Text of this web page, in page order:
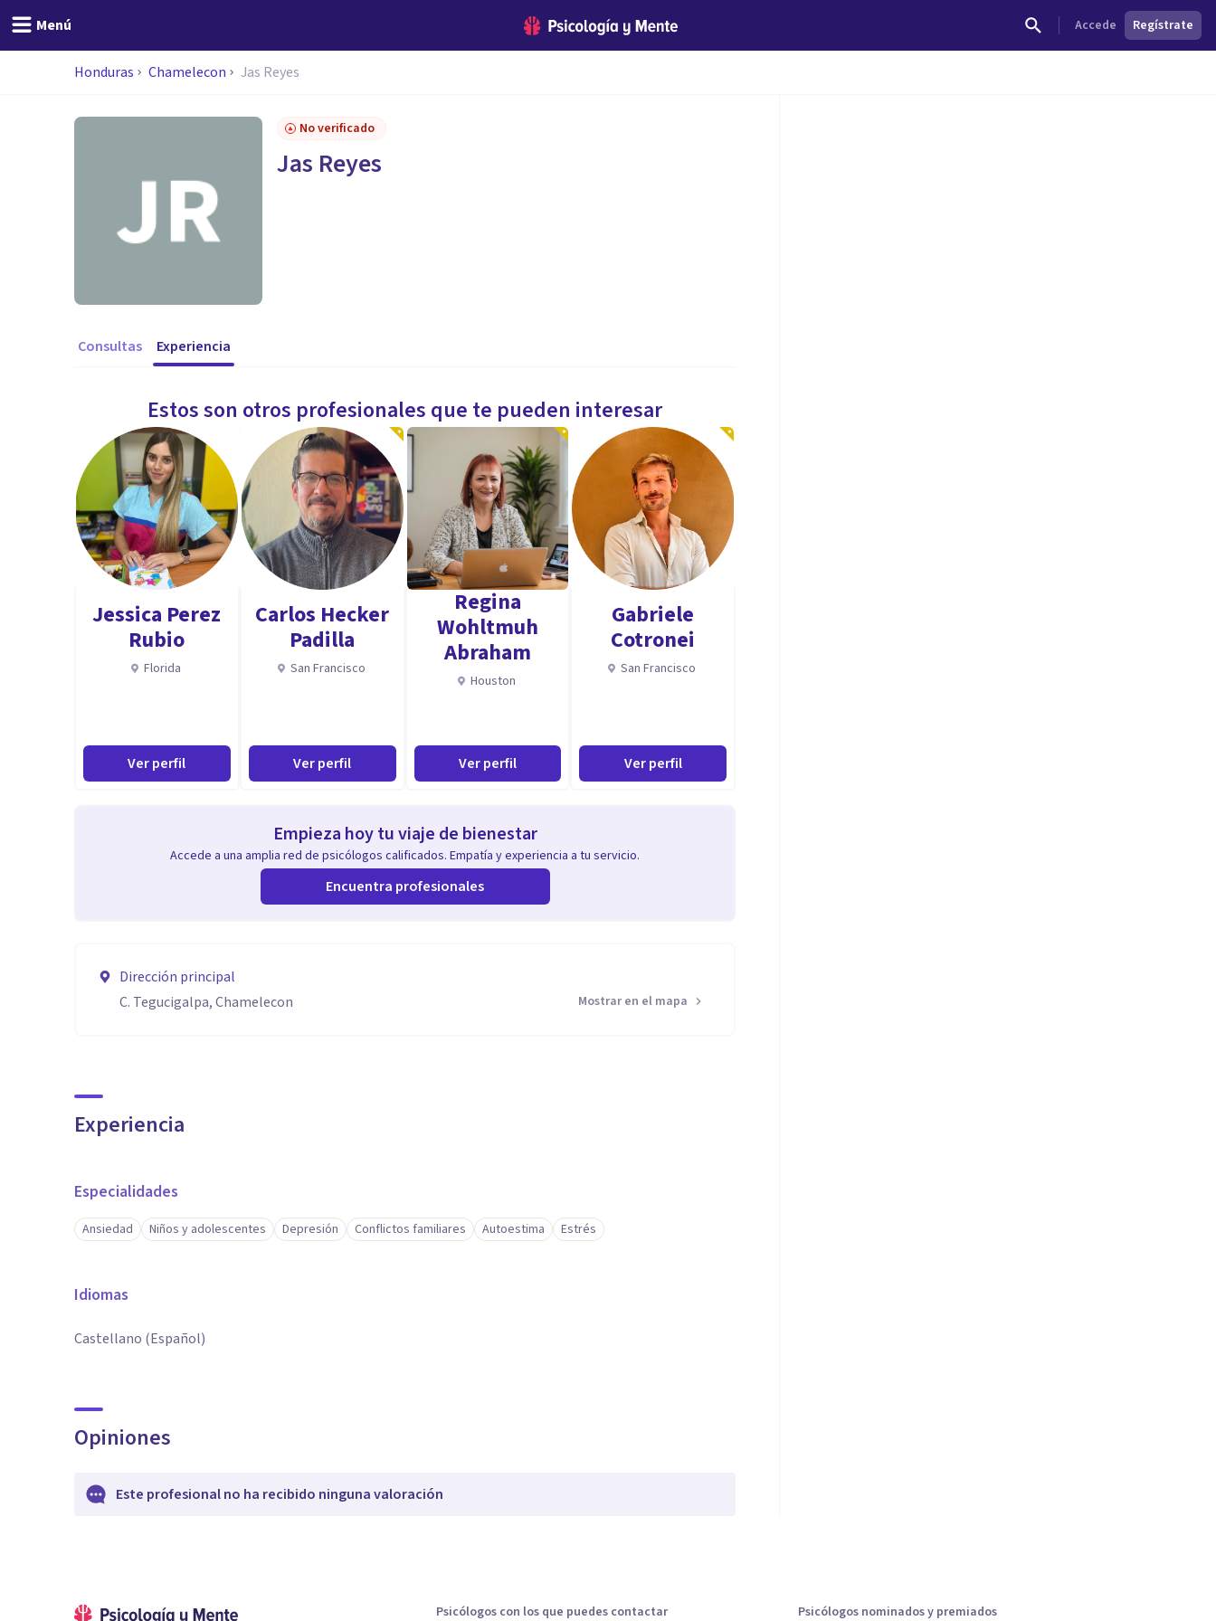
Menú Accede Regístrate
Honduras Chamelecon Jas Reyes
No verificado
Jas Reyes
Consultas Experiencia
Estos son otros profesionales que te pueden interesar
Jessica Perez
Rubio
Florida
Ver perfil
Carlos Hecker
Padilla
San Francisco
Ver perfil
Regina
Wohltmuh
Abraham
Houston
Ver perfil
Gabriele
Cotronei
San Francisco
Ver perfil
Empieza hoy tu viaje de bienestar
Accede a una amplia red de psicólogos calificados. Empatía y experiencia a tu servicio.
Encuentra profesionales
Dirección principal
C. Tegucigalpa, Chamelecon
Mostrar en el mapa
Experiencia
Especialidades
Ansiedad Niños y adolescentes Depresión Conflictos familiares Autoestima Estrés
Idiomas
Castellano (Español)
Opiniones
Este profesional no ha recibido ninguna valoración
Psicólogos con los que puedes contactar Psicólogos nominados y premiados